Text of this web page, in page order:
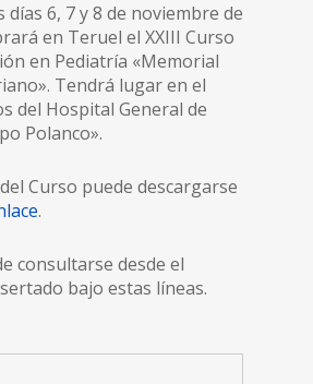
días 6, 7 y 8 de noviembre de
en Teruel el XXIII Curso
en Pediatría «Memorial
Tendrá lugar en el
del Hospital General de
Polanco».
Curso puede descargarse
.
consultarse desde el
bajo estas líneas.